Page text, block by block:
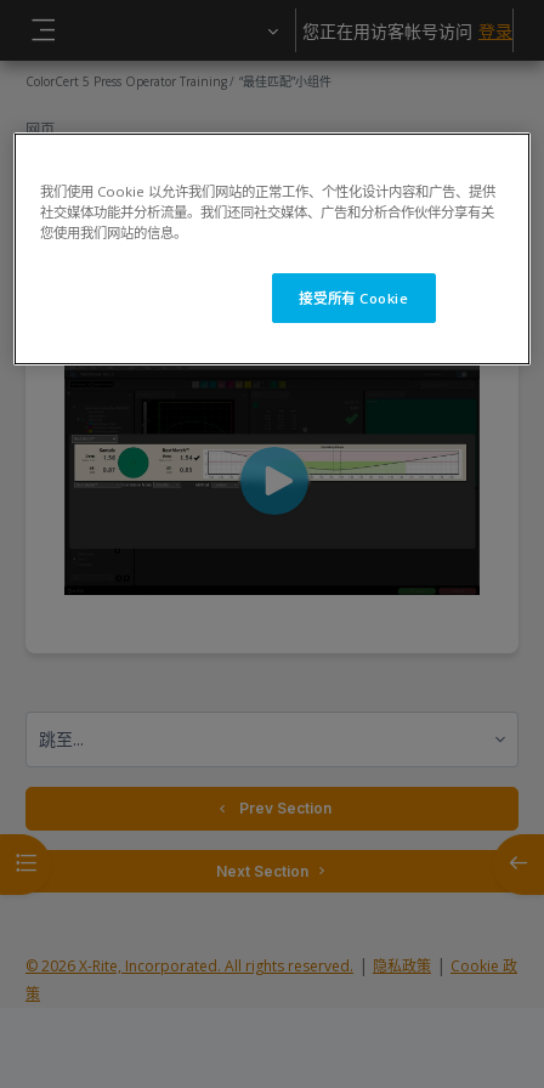
您正在用访客帐号访问 登录
打开课程索引 打开
ColorCert 5 Press Operator Training “最佳匹配”小组件
网页
完成条件
查看
  Prev Section
Next Section
© 2026 X-Rite, Incorporated. All rights reserved. | 隐私政策| Cookie 政
策
我们使用 Cookie 以允许我们网站的正常工作、个性化设计内容和广告、提供
社交媒体功能并分析流量。我们还同社交媒体、广告和分析合作伙伴分享有关
您使用我们网站的信息。
接受所有 Cookie